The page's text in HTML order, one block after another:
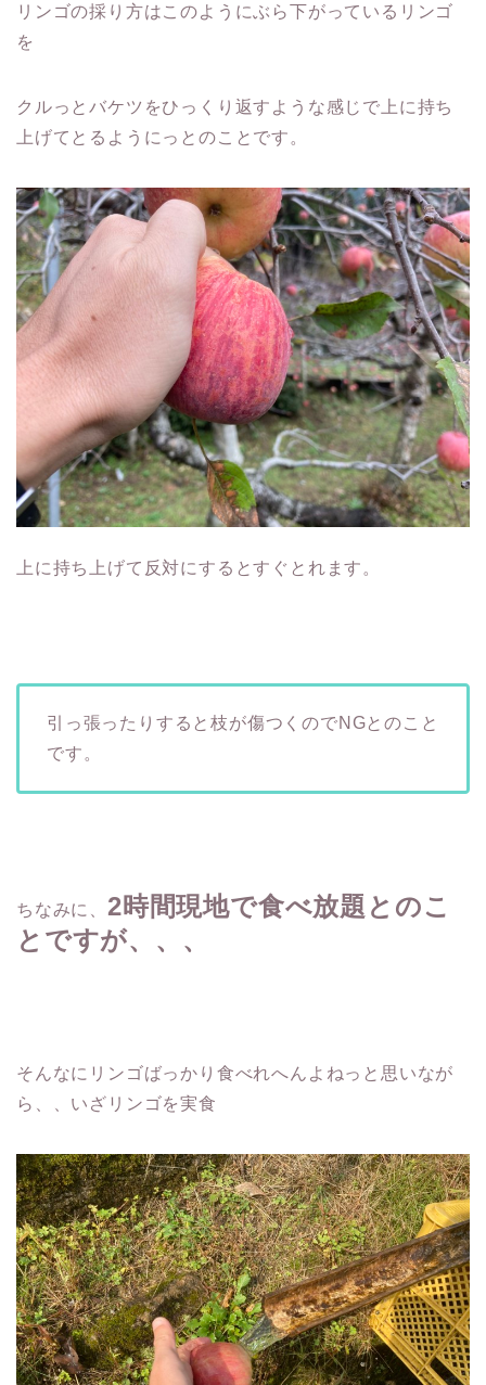
リンゴの採り方はこのようにぶら下がっているリンゴ
を
クルっとバケツをひっくり返すような感じで上に持ち
上げてとるようにっとのことです。
上に持ち上げて反対にするとすぐとれます。
引っ張ったりすると枝が傷つくのでNGとのこと
です。
ちなみに、 2時間現地で食べ放題とのこ
とですが、、、
そんなにリンゴばっかり食べれへんよねっと思いなが
ら、、いざリンゴを実食